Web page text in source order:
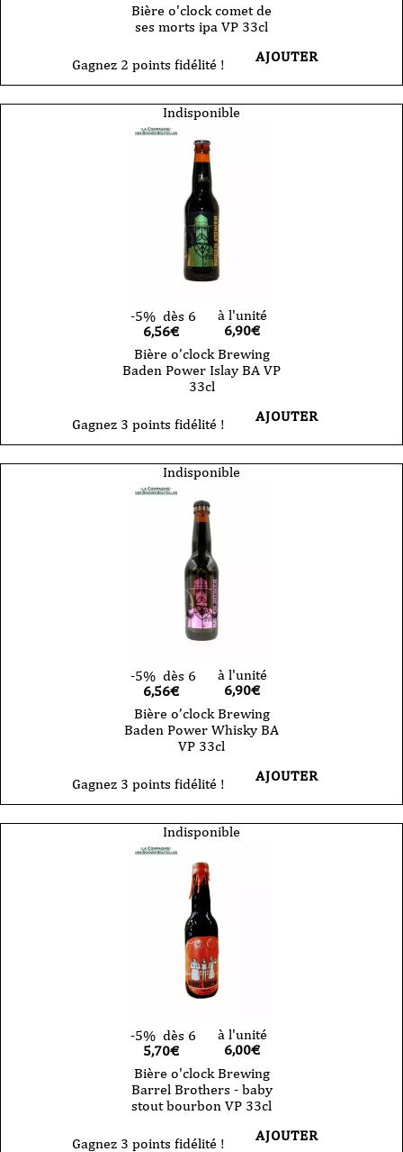
Bière o'clock comet de
ses morts ipa VP 33cl
Gagnez 2 points fidélité ! AJOUTER
Indisponible
-5% dès 6
6,56€
à l'unité
6,90€
Bière o’clock Brewing
Baden Power Islay BA VP
33cl
Gagnez 3 points fidélité ! AJOUTER
Indisponible
-5% dès 6
6,56€
à l'unité
6,90€
Bière o’clock Brewing
Baden Power Whisky BA
VP 33cl
Gagnez 3 points fidélité ! AJOUTER
Indisponible
-5% dès 6
5,70€
à l'unité
6,00€
Bière o'clock Brewing
Barrel Brothers - baby
stout bourbon VP 33cl
Gagnez 3 points fidélité ! AJOUTER